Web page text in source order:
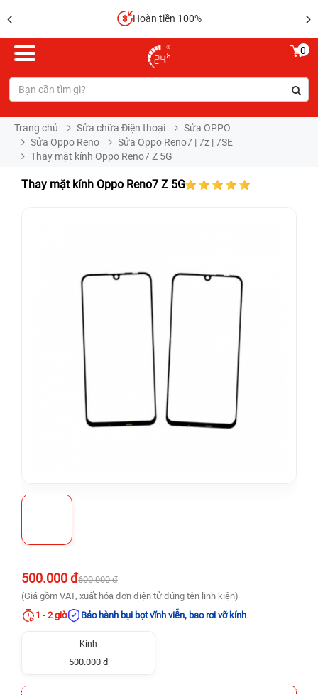
Hoàn tiền 100%
0
Trang chủ Sửa chữa Điện thoại
Sửa OPPO
Sửa Oppo Reno
Sửa Oppo Reno7 | 7z | 7SE
Thay mặt kính Oppo Reno7 Z 5G
Thay mặt kính Oppo Reno7 Z 5G
500.000 đ600.000 đ
(Giá gồm VAT, xuất hóa đơn điện tử đúng tên linh kiện)
1 - 2 giờ
Bảo hành bụi bọt vĩnh viễn, bao rơi vỡ kính
Kính
500.000 đ